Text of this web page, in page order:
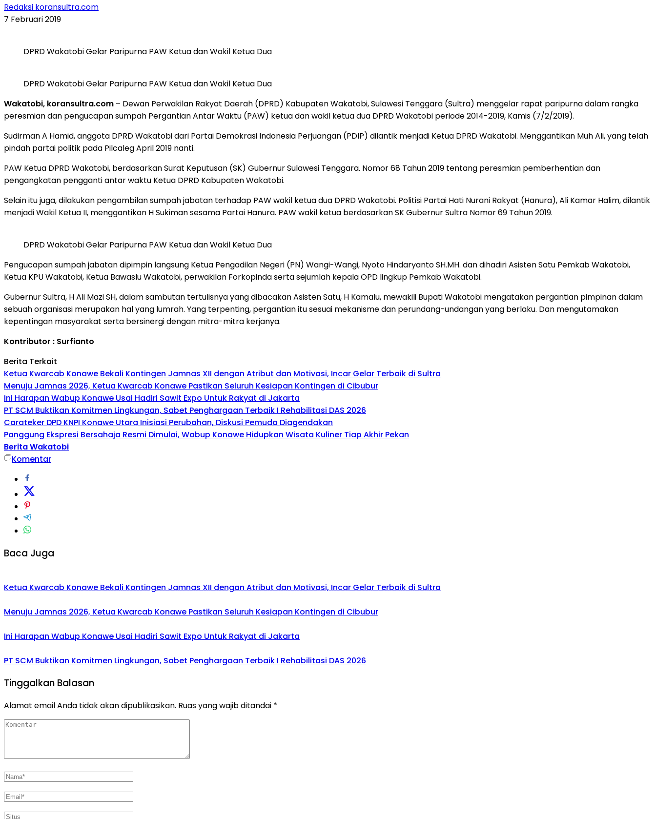
Redaksi koransultra.com
7 Februari 2019
DPRD Wakatobi Gelar Paripurna PAW Ketua dan Wakil Ketua Dua
DPRD Wakatobi Gelar Paripurna PAW Ketua dan Wakil Ketua Dua
Wakatobi, koransultra.com – Dewan Perwakilan Rakyat Daerah (DPRD) Kabupaten Wakatobi, Sulawesi Tenggara (Sultra) menggelar rapat paripurna dalam rangka
peresmian dan pengucapan sumpah Pergantian Antar Waktu (PAW) ketua dan wakil ketua dua DPRD Wakatobi periode 2014-2019, Kamis (7/2/2019).
Sudirman A Hamid, anggota DPRD Wakatobi dari Partai Demokrasi Indonesia Perjuangan (PDIP) dilantik menjadi Ketua DPRD Wakatobi. Menggantikan Muh Ali, yang telah
pindah partai politik pada Pilcaleg April 2019 nanti.
PAW Ketua DPRD Wakatobi, berdasarkan Surat Keputusan (SK) Gubernur Sulawesi Tenggara. Nomor 68 Tahun 2019 tentang peresmian pemberhentian dan
pengangkatan pengganti antar waktu Ketua DPRD Kabupaten Wakatobi.
Selain itu juga, dilakukan pengambilan sumpah jabatan terhadap PAW wakil ketua dua DPRD Wakatobi. Politisi Partai Hati Nurani Rakyat (Hanura), Ali Kamar Halim, dilantik
menjadi Wakil Ketua II, menggantikan H Sukiman sesama Partai Hanura. PAW wakil ketua berdasarkan SK Gubernur Sultra Nomor 69 Tahun 2019.
DPRD Wakatobi Gelar Paripurna PAW Ketua dan Wakil Ketua Dua
Pengucapan sumpah jabatan dipimpin langsung Ketua Pengadilan Negeri (PN) Wangi-Wangi, Nyoto Hindaryanto SH.MH. dan dihadiri Asisten Satu Pemkab Wakatobi,
Ketua KPU Wakatobi, Ketua Bawaslu Wakatobi, perwakilan Forkopinda serta sejumlah kepala OPD lingkup Pemkab Wakatobi.
Gubernur Sultra, H Ali Mazi SH, dalam sambutan tertulisnya yang dibacakan Asisten Satu, H Kamalu, mewakili Bupati Wakatobi mengatakan pergantian pimpinan dalam
sebuah organisasi merupakan hal yang lumrah. Yang terpenting, pergantian itu sesuai mekanisme dan perundang-undangan yang berlaku. Dan mengutamakan
kepentingan masyarakat serta bersinergi dengan mitra-mitra kerjanya.
Kontributor : Surfianto
Berita Terkait
Ketua Kwarcab Konawe Bekali Kontingen Jamnas XII dengan Atribut dan Motivasi, Incar Gelar Terbaik di Sultra
Menuju Jamnas 2026, Ketua Kwarcab Konawe Pastikan Seluruh Kesiapan Kontingen di Cibubur
Ini Harapan Wabup Konawe Usai Hadiri Sawit Expo Untuk Rakyat di Jakarta
PT SCM Buktikan Komitmen Lingkungan, Sabet Penghargaan Terbaik I Rehabilitasi DAS 2026
Carateker DPD KNPI Konawe Utara Inisiasi Perubahan, Diskusi Pemuda Diagendakan
Panggung Ekspresi Bersahaja Resmi Dimulai, Wabup Konawe Hidupkan Wisata Kuliner Tiap Akhir Pekan
Berita Wakatobi
Komentar
Baca Juga
Ketua Kwarcab Konawe Bekali Kontingen Jamnas XII dengan Atribut dan Motivasi, Incar Gelar Terbaik di Sultra
Menuju Jamnas 2026, Ketua Kwarcab Konawe Pastikan Seluruh Kesiapan Kontingen di Cibubur
Ini Harapan Wabup Konawe Usai Hadiri Sawit Expo Untuk Rakyat di Jakarta
PT SCM Buktikan Komitmen Lingkungan, Sabet Penghargaan Terbaik I Rehabilitasi DAS 2026
Tinggalkan Balasan
Alamat email Anda tidak akan dipublikasikan. Ruas yang wajib ditandai *